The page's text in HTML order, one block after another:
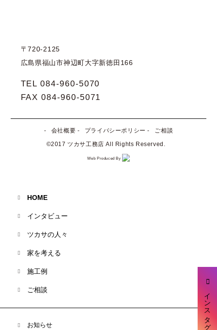
〒720-2125
広島県福山市神辺町大字新徳田166
TEL 084-960-5070
FAX 084-960-5071
会社概要 プライバシーポリシー
ご相談
©2017 ツカサ工務店 All Rights Reserved.
Web Produced By
インスタグラム
HOME
インタビュー
ツカサの人々
家を考える
施工例
ご相談
お知らせ